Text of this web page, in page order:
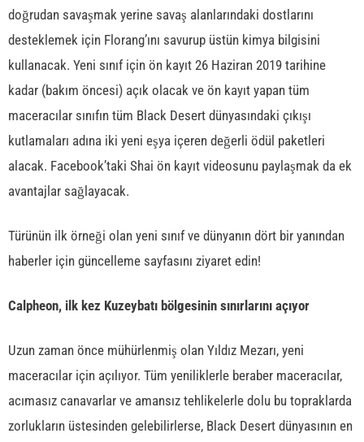
doğrudan savaşmak yerine savaş alanlarındaki dostlarını
desteklemek için Florang’ını savurup üstün kimya bilgisini
kullanacak. Yeni sınıf için ön kayıt 26 Haziran 2019 tarihine
kadar (bakım öncesi) açık olacak ve ön kayıt yapan tüm
maceracılar sınıfın tüm Black Desert dünyasındaki çıkışı
kutlamaları adına iki yeni eşya içeren değerli ödül paketleri
alacak. Facebook’taki Shai ön kayıt videosunu paylaşmak da ek
avantajlar sağlayacak.
Türünün ilk örneği olan yeni sınıf ve dünyanın dört bir yanından
haberler için güncelleme sayfasını ziyaret edin!
Calpheon, ilk kez Kuzeybatı bölgesinin sınırlarını açıyor
Uzun zaman önce mühürlenmiş olan Yıldız Mezarı, yeni
maceracılar için açılıyor. Tüm yeniliklerle beraber maceracılar,
acımasız canavarlar ve amansız tehlikelerle dolu bu topraklarda
zorlukların üstesinden gelebilirlerse, Black Desert dünyasının en